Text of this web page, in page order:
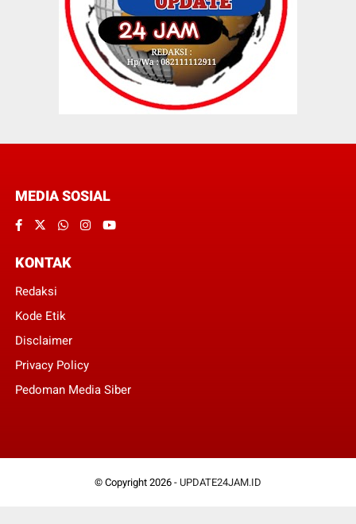
MEDIA SOSIAL
KONTAK
Redaksi
Kode Etik
Disclaimer
Privacy Policy
Pedoman Media Siber
© Copyright 2026 - UPDATE24JAM.ID